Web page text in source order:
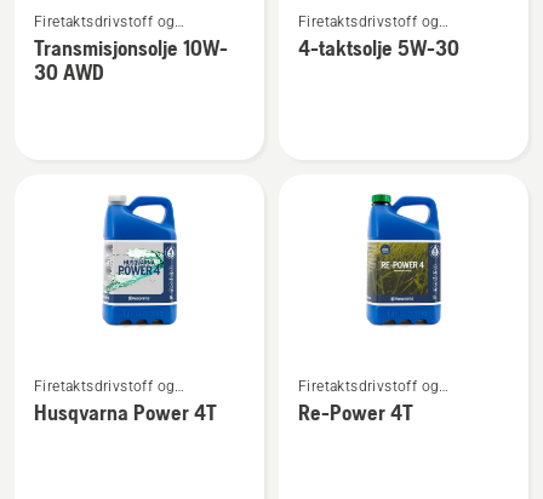
flere
detaljer
om
Firetaktsdrivstoff og
firetaktsolje
Transmisjonsolje 10W-
30 AWD
flere
detaljer
Firetaktsdrivstoff og
firetaktsolje
4-taktsolje 5W-30
flere
detaljer
Firetaktsdrivstoff og
firetaktsolje
Husqvarna Power 4T
flere
detaljer
Firetaktsdrivstoff og
firetaktsolje
Re-Power 4T